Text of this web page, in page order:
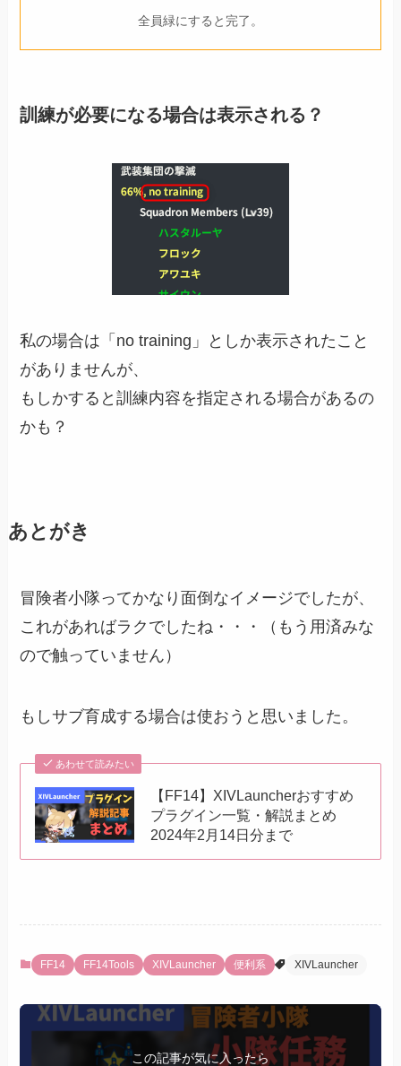
全員緑にすると完了。
訓練が必要になる場合は表示される？
私の場合は「no training」としか表示されたこと
がありませんが、
もしかすると訓練内容を指定される場合があるの
かも？
あとがき
冒険者小隊ってかなり面倒なイメージでしたが、
これがあればラクでしたね・・・（もう用済みな
ので触っていません）
もしサブ育成する場合は使おうと思いました。
あわせて読みたい
【FF14】XIVLauncherおすすめ
プラグイン一覧・解説まとめ
2024年2月14日分まで
FF14 FF14Tools XIVLauncher 便利系 XIVLauncher
この記事が気に入ったら